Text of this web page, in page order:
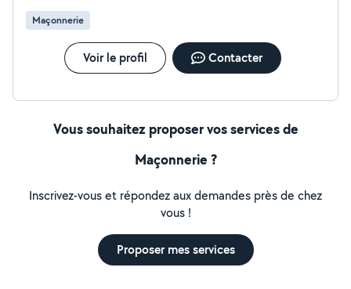
Maçonnerie
Voir le profil Contacter
Vous souhaitez proposer vos services de
Maçonnerie ?
Inscrivez-vous et répondez aux demandes près de chez
vous !
Proposer mes services